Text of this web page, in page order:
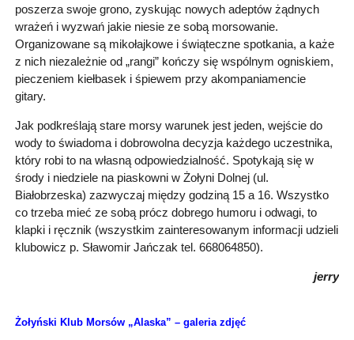
poszerza swoje grono, zyskując nowych adeptów żądnych
wrażeń i wyzwań jakie niesie ze sobą morsowanie.
Organizowane są mikołajkowe i świąteczne spotkania, a każe
z nich niezależnie od „rangi” kończy się wspólnym ogniskiem,
pieczeniem kiełbasek i śpiewem przy akompaniamencie
gitary.
Jak podkreślają stare morsy warunek jest jeden, wejście do
wody to świadoma i dobrowolna decyzja każdego uczestnika,
który robi to na własną odpowiedzialność. Spotykają się w
środy i niedziele na piaskowni w Żołyni Dolnej (ul.
Białobrzeska) zazwyczaj między godziną 15 a 16. Wszystko
co trzeba mieć ze sobą prócz dobrego humoru i odwagi, to
klapki i ręcznik (wszystkim zainteresowanym informacji udzieli
klubowicz p. Sławomir Jańczak tel. 668064850).
jerry
Żołyński Klub Morsów „Alaska” – galeria zdjęć